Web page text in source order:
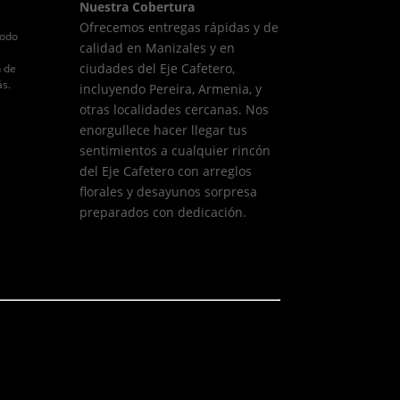
de
Nuestra Cobertura
Ofrecemos entregas rápidas y de
calidad en Manizales y en
ciudades del Eje Cafetero,
incluyendo Pereira, Armenia, y
otras localidades cercanas. Nos
enorgullece hacer llegar tus
sentimientos a cualquier rincón
del Eje Cafetero con arreglos
florales y desayunos sorpresa
preparados con dedicación.